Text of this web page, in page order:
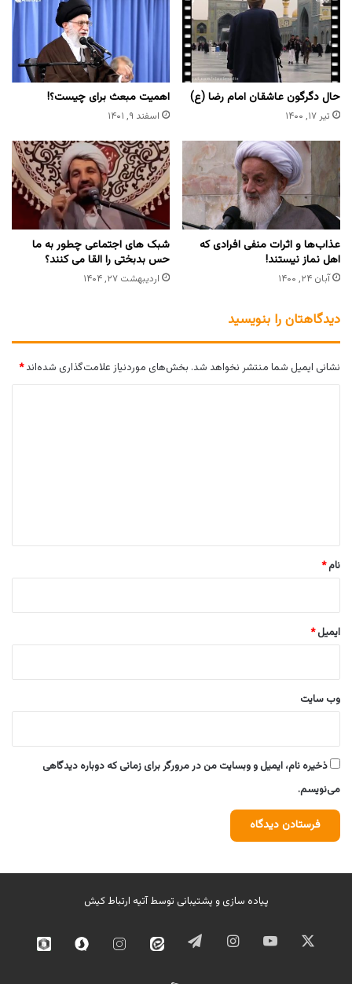
حال دگرگون عاشقان امام رضا (ع)
تیر ۱۷, ۱۴۰۰
اهمیت مبعث برای چیست؟!
اسفند ۹, ۱۴۰۱
عذاب‌ها و اثرات منفی افرادی که
اهل نماز نیستند!
آبان ۲۴, ۱۴۰۰
‏شبک های اجتماعی چطور به ما
حس بدبختی را القا می کنند؟
اردیبهشت ۲۷, ۱۴۰۴
دیدگاهتان را بنویسید
نشانی ایمیل شما منتشر نخواهد شد. بخش‌های موردنیاز علامت‌گذاری شده‌اند*
نام*
ایمیل*
وب‌ سایت
ذخیره نام، ایمیل و وبسایت من در مرورگر برای زمانی که دوباره دیدگاهی
می‌نویسم.
پیاده سازی و پشتیبانی توسطآتیه ارتباط کیش
ایکس یوتیوب اینستاگرامتلگرام ایتا
اینستاگرامسروش